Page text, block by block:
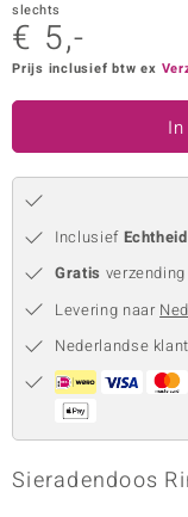
in Italy
Paraíso
slechts
€ 5,-
Prijs inclusief btw ex
Inclusief
Gratis
Levering naar
Nederlandse
Sieradendoos